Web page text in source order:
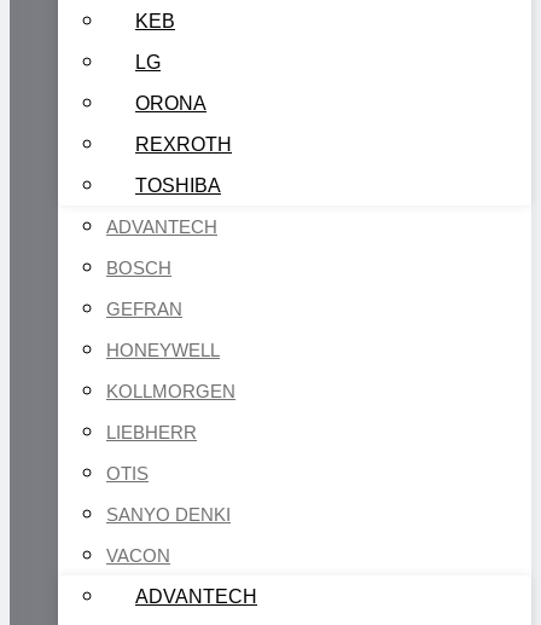
KEB
LG
ORONA
REXROTH
TOSHIBA
ADVANTECH
BOSCH
GEFRAN
HONEYWELL
KOLLMORGEN
LIEBHERR
OTIS
SANYO DENKI
VACON
ADVANTECH